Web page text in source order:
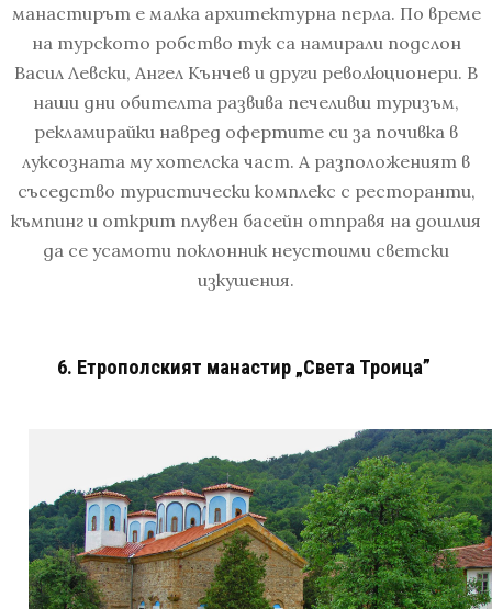
манастирът е малка архитектурна перла. По време
на турското робство тук са намирали подслон
Васил Левски, Ангел Кънчев и други революционери. В
наши дни обителта развива печеливш туризъм,
рекламирайки навред офертите си за почивка в
луксозната му хотелска част. А разположеният в
съседство туристически комплекс с ресторанти,
къмпинг и открит плувен басейн отправя на дошлия
да се усамоти поклонник неустоими светски
изкушения.
6. Етрополският манастир „Света Троица”